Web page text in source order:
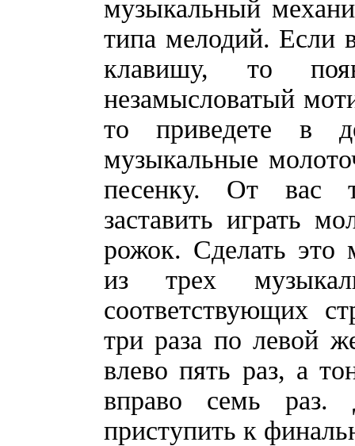
музыкальный
типа мелодий. Если
клавишу, то
незамысловатый
то приведете в
музыкальные
песенку. От вас
заставить играть
рожок. Сделать это
из трех
соответствующих
три раза по левой
влево пять раз, а
вправо семь раз.
приступить к